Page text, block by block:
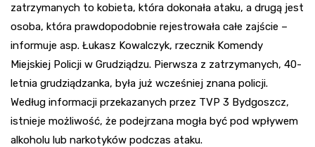
zatrzymanych to kobieta, która dokonała ataku, a drugą jest
osoba, która prawdopodobnie rejestrowała całe zajście –
informuje asp. Łukasz Kowalczyk, rzecznik Komendy
Miejskiej Policji w Grudziądzu. Pierwsza z zatrzymanych, 40-
letnia grudziądzanka, była już wcześniej znana policji.
Według informacji przekazanych przez TVP 3 Bydgoszcz,
istnieje możliwość, że podejrzana mogła być pod wpływem
alkoholu lub narkotyków podczas ataku.